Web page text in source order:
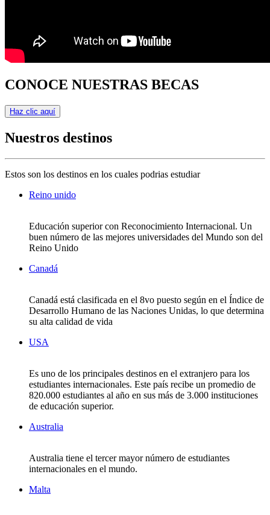
CONOCE NUESTRAS BECAS
Haz clic aquí
Nuestros destinos
Estos son los destinos en los cuales podrias estudiar
Reino unido
Educación superior con Reconocimiento Internacional. Un
buen número de las mejores universidades del Mundo son del
Reino Unido
Canadá
Canadá está clasificada en el 8vo puesto según en el Índice de
Desarrollo Humano de las Naciones Unidas, lo que determina
su alta calidad de vida
USA
Es uno de los principales destinos en el extranjero para los
estudiantes internacionales. Este país recibe un promedio de
820.000 estudiantes al año en sus más de 3.000 instituciones
de educación superior.
Australia
Australia tiene el tercer mayor número de estudiantes
internacionales en el mundo.
Malta